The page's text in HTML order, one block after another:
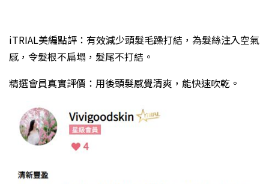
iTRIAL美編點評：有效減少頭髮毛躁打結，為髮絲注入空氣
感，令髮根不扁塌，髮尾不打結。
精選會員真實評價：用後頭髮感覺清爽，能快速吹乾。